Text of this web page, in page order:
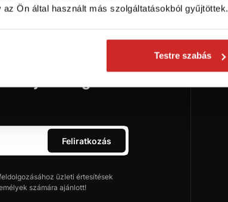
Ön által használt más szolgáltatásokból gyűjtöttek.
Testre szabás
n?
újdonságokról
Feliratkozás
üzleti értesítések
számára ajánlott!